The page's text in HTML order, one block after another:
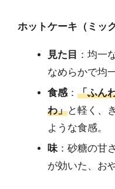
ホットケーキ（ミッ
見た目 ：均一
なめらかで均
食感： 「ふん
わ」と軽く、
ような食感。
味：砂糖の甘
が効いた、お